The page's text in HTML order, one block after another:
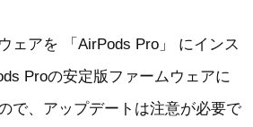
ェアを 「AirPods Pro」 にインス
Proの安定版ファームウェアに
で、アップデートは注意が必要で